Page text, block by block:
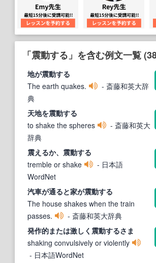
「震動する」を含む例文一覧
地が震動する
The earth quakes.
- 斎藤和英大辞
典
天地を震動する
to shake the spheres
- 斎藤和英大
辞典
震えるか、 震動する
tremble or shake
- 日本語
WordNet
汽車が通ると家が震動する
The house shakes when the train
passes.
- 斎藤和英大辞典
発作的または激しく 震動するさま
shaking convulsively or violently
- 日本語WordNet